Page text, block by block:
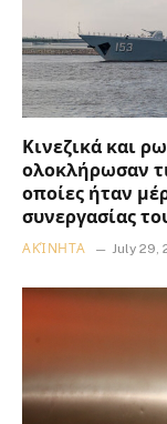
Κινεζικά και
ολοκλήρωσαν
οποίες ήταν
συνεργασίας
ΑΚΊΝΗΤΑ July 29,